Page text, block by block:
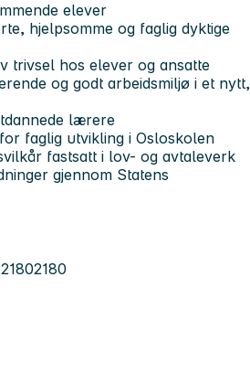
elever
hjelpsomme og faglig dyktige
trivsel hos elever og ansatte
og godt arbeidsmiljø i et nytt,
lærere
faglig utvikling i Osloskolen
fastsatt i lov- og avtaleverk
gjennom Statens